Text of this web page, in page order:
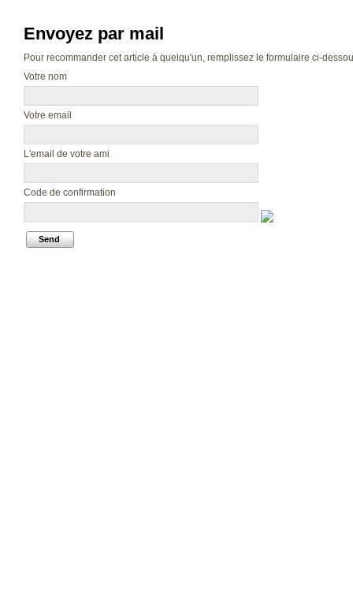
Envoyez par mail
Pour recommander cet article à quelqu'un, remplissez le formulaire ci-
Votre nom
Votre email
L'email de votre ami
Code de confirmation
Send